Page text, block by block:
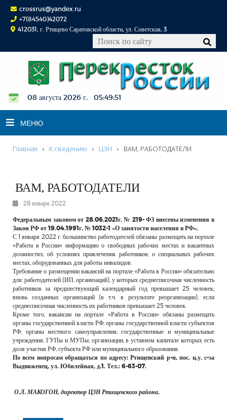
crossrus@yandex.ru
+7(84540)42072
412031, г. Ртищево Саратовской области, ул. Советская, 3
08 августа 2026 г. 05:49:52
МЕНЮ
К СВЕДЕНИЮ
КОНКУРСЫ
ФОТОРЕПОРТАЖИ
РЕКЛАМОДАТЕЛЯМ
ОБЪЯВЛЕНИЯ
КОНТАКТЫ
Главная К сведению ЦЗН ВАМ, РАБОТОДАТЕЛИ
ВАМ, РАБОТОДАТЕЛИ
28 января 2022
Федеральным законом от 28.06.2021г. № 219- ФЗ внесены изменения в
Закон РФ от 19.04.1991г. № 1032-1 «О занятости населения в РФ».
С 1 января 2022 г. большинство работодателей обязаны размещать на портале
«Работа в России» информацию о свободных рабочих местах и вакантных
должностях; об условиях привлечения работников; о специальных рабочих
местах, оборудованных для работы инвалидов.
Требование о размещении вакансий на портале «Работа в России» обязательно
для: работодателей (ИП, организаций), у которых среднесписочная численность
работников за предшествующий календарный год превышает 25 человек;
вновь созданных организаций (в т.ч. в результате реорганизации), если
среднесписочная численность их работников превышает 25 человек.
Кроме того, вакансии на портале «Работа в России» обязаны размещать
органы государственной власти РФ; органы государственной власти субъектов
РФ; органы местного самоуправления; государственные и муниципальные
учреждения, ГУПы и МУПы; организации, в уставном капитале которых есть
доля участия РФ, субъекта РФ или муниципального образования.
По всем вопросам обращаться по адресу: Ртищевский р-н, пос. ц.у. с-за
Выдвиженец, ул. Юбилейная, д.1. Тел.: 6-63-07.
О.Л. МАКОГОН, директор ЦЗН Ртищевского района.